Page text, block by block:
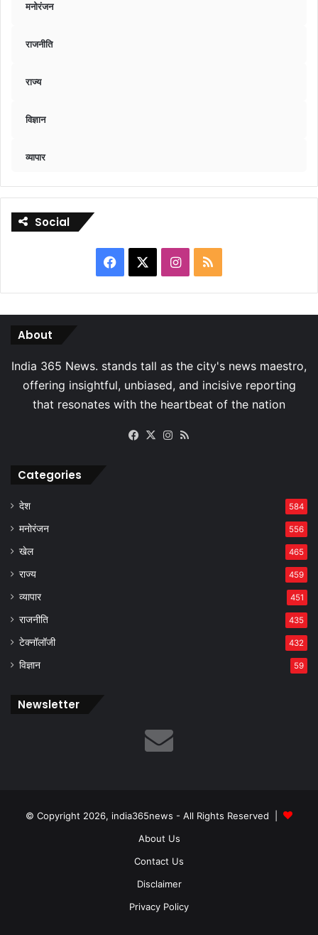
मनोरंजन
राजनीति
राज्य
विज्ञान
व्यापार
Social
Facebook Instagram
RSS
About
Facebook
X Instagram
Categories
देश 584
मनोरंजन 556
खेल 465
राज्य 459
व्यापार 451
राजनीति 435
टेक्नॉलॉजी 432
विज्ञान 59
Newsletter
© Copyright 2026, india365news - All Rights Reserved |
About Us
Contact Us
Disclaimer
Privacy Policy